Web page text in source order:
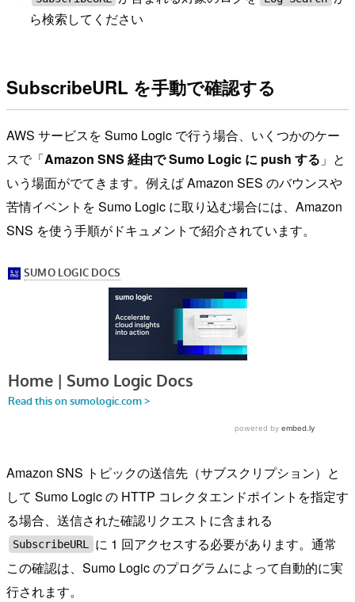
ら検索してください
SubscribeURL を手動で確認する
AWS サービスを Sumo Logic で行う場合、いくつかのケー
スで「Amazon SNS 経由で Sumo Logic に push する 」と
いう場面がでてきます。例えば Amazon SES のバウンスや
苦情イベントを Sumo Logic に取り込む場合には、Amazon
SNS を使う手順がドキュメントで紹介されています。
Amazon SNS トピックの送信先（サブスクリプション）と
して Sumo Logic の HTTP コレクタエンドポイントを指定す
る場合、送信された確認リクエストに含まれる
SubscribeURL
に 1 回アクセスする必要があります。通常
この確認は、Sumo Logic のプログラムによって自動的に実
行されます。